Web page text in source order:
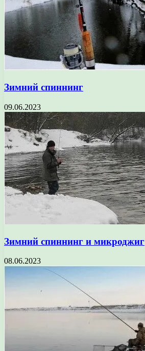
Зимний спиннинг
09.06.2023
Зимний спиннинг и микроджиг
08.06.2023